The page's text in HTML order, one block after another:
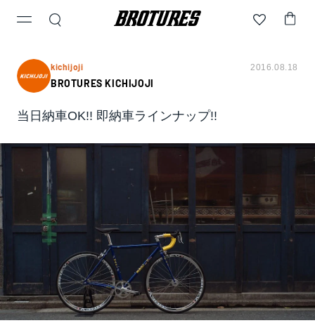
kichijoji 2016.08.18
BROTURES KICHIJOJI
当日納車OK!! 即納車ラインナップ!!